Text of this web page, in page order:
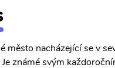
město nacházející se v
známé svým